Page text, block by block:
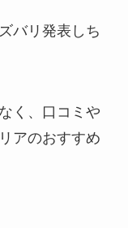
バリ発表しち
く、口コミや
アのおすすめ